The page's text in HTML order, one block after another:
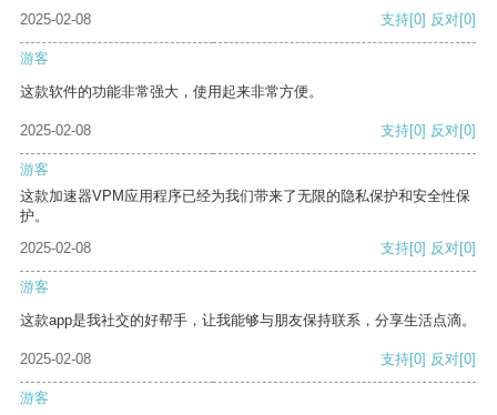
2025-02-08 支持[0] 反对[0]
游客
这款软件的功能非常强大，使用起来非常方便。
2025-02-08 支持[0] 反对[0]
游客
这款加速器VPM应用程序已经为我们带来了无限的隐私保护和安全性保
护。
2025-02-08
支持[0] 反对[0]
游客
这款app是我社交的好帮手，让我能够与朋友保持联系，分享生活点滴。
2025-02-08 支持[0] 反对[0]
游客